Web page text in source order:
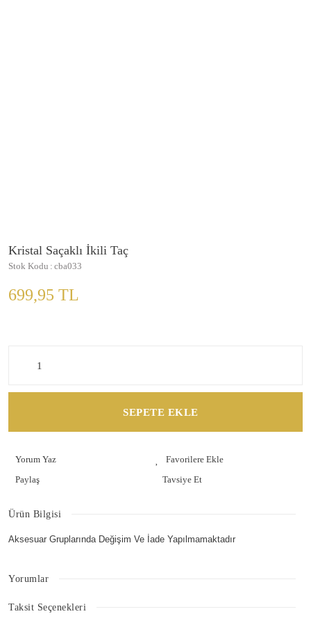
Kristal Saçaklı İkili Taç
Stok Kodu cba033
699,95 TL
SEPETE EKLE
Yorum Yaz
Paylaş
Tavsiye Et
Ürün Bilgisi
Aksesuar Gruplarında Değişim Ve İade Yapılmamaktadır
Yorumlar
Taksit Seçenekleri